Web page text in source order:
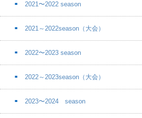
2021〜2022 season
2021～2022season（大会）
2022〜2023 season
2022～2023season（大会）
2023〜2024 season